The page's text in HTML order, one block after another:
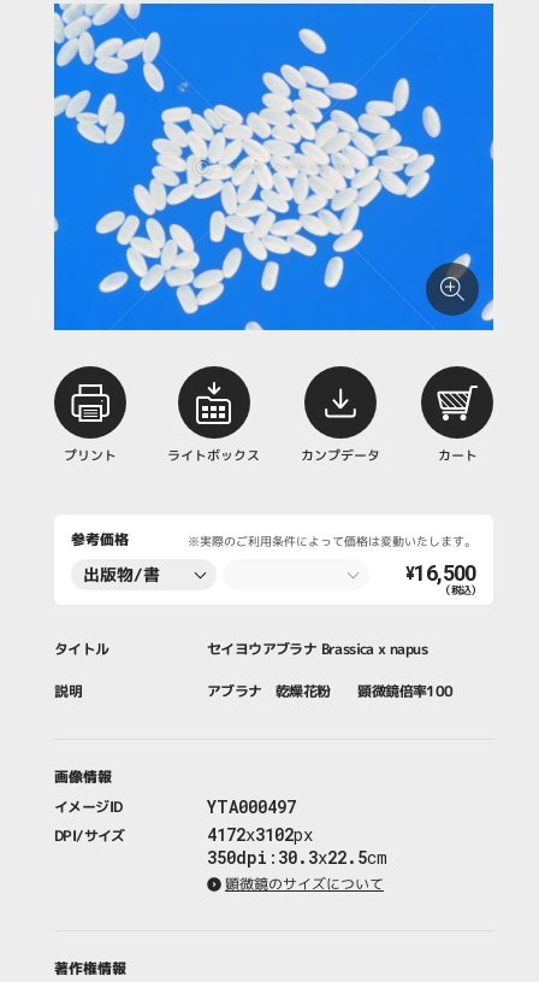
プリント ライトボックス カンプデータ カート
参考価格 ※実際のご利用条件によって価格は変動いたします。
出版物/書
¥16,500
（税込）
タイトル セイヨウアブラナ Brassica x napus
説明 アブラナ 乾燥花粉 顕微鏡倍率100
画像情報
イメージID
YTA000497
DPI/サイズ 4172x3102px
350dpi : 30.3x22.5cm
顕微鏡のサイズについて
著作権情報